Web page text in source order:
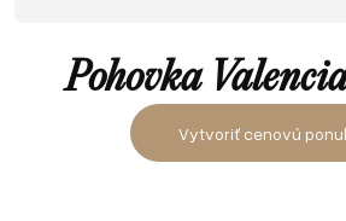
Pohovka
Vytvoriť cenovú